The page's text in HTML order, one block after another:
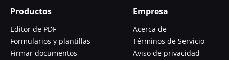
Productos
Editor de PDF
Formularios y plantillas
Firmar documentos
Empresa
Acerca de
Términos de Servicio
Aviso de privacidad